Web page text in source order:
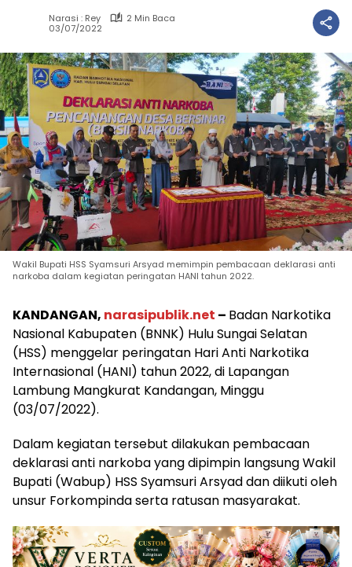
Narasi : Rey
2 Min Baca
03/07/2022
Wakil Bupati HSS Syamsuri Arsyad memimpin pembacaan deklarasi anti
narkoba dalam kegiatan peringatan HANI tahun 2022.
KANDANGAN, narasipublik.net – Badan Narkotika
Nasional Kabupaten (BNNK) Hulu Sungai Selatan
(HSS) menggelar peringatan Hari Anti Narkotika
Internasional (HANI) tahun 2022, di Lapangan
Lambung Mangkurat Kandangan, Minggu
(03/07/2022).
Dalam kegiatan tersebut dilakukan pembacaan
deklarasi anti narkoba yang dipimpin langsung Wakil
Bupati (Wabup) HSS Syamsuri Arsyad dan diikuti oleh
unsur Forkompinda serta ratusan masyarakat.